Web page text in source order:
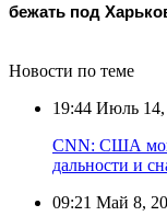
бежать под
Новости по теме
19:44 Июль 14,
CNN: США
дальности и
09:21 Май 8,